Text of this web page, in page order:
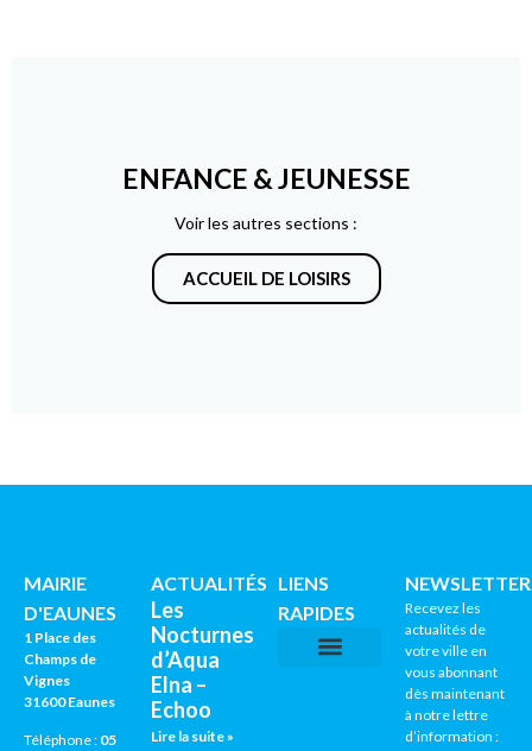
ENFANCE & JEUNESSE
Voir les autres sections :
ACCUEIL DE LOISIRS
MAIRIE
D'EAUNES
1 Place des
Champs de
Vignes
31600 Eaunes
Téléphone : 05
ACTUALITÉS
Les
Nocturnes
d’Aqua
Elna –
Echoo
Lire la suite »
LIENS
RAPIDES
Recevez les
actualités de
votre ville en
vous abonnant
dès maintenant
à notre lettre
d’information :